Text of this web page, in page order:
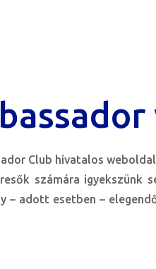
Club hivatalos
számára igyekszünk
– adott esetben –